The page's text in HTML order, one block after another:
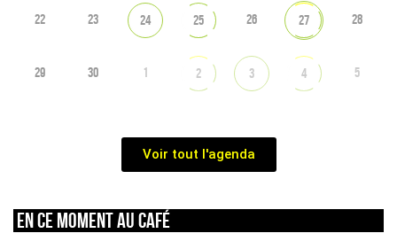
22 23 24 25 26 27 28
29 30 1 2 3 4 5
Voir tout l'agenda
En ce moment au café